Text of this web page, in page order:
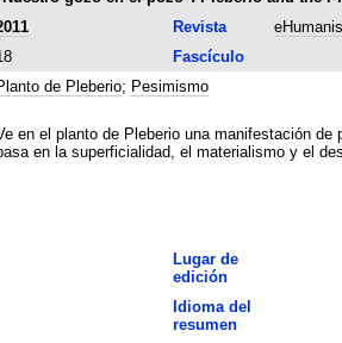
Revista
Fascículo
de Pleberio; Pesimismo
en el planto de Pleberio una manifestación
en la superficialidad, el materialismo y el
Lugar de
edición
Idioma del
resumen